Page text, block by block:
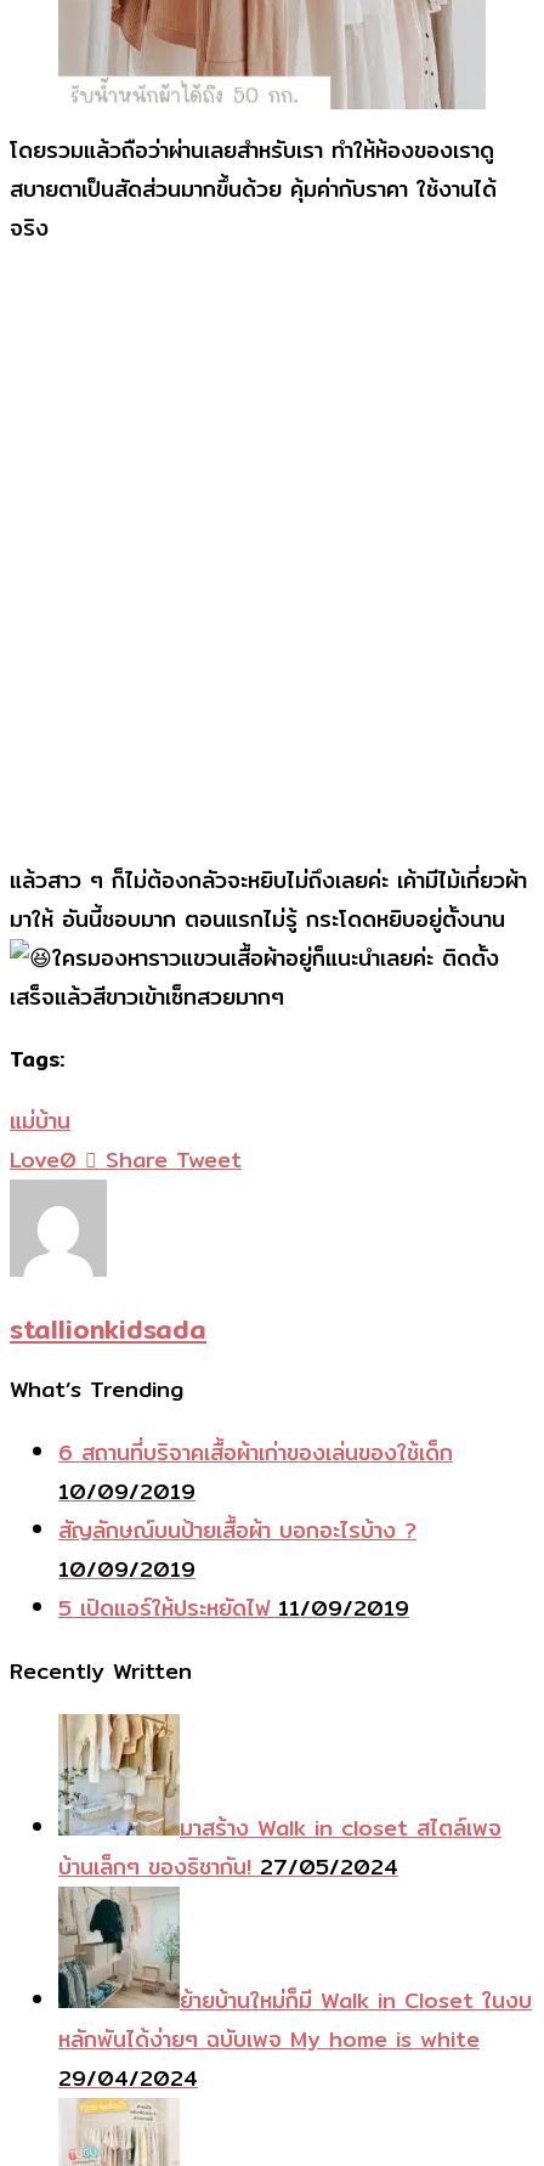
โดยรวมแล้วถือว่าผ่านเลยสำหรับเรา ทำให้ห้องของเราดู
สบายตาเป็นสัดส่วนมากขึ้นด้วย คุ้มค่ากับราคา ใช้งานได้
จริง
แล้วสาว ๆ ก็ไม่ต้องกลัวจะหยิบไม่ถึงเลยค่ะ เค้ามีไม้เกี่ยวผ้า
มาให้ อันนี้ชอบมาก ตอนแรกไม่รู้ กระโดดหยิบอยู่ตั้งนาน
ใครมองหาราวแขวนเสื้อผ้าอยู่ก็แนะนำเลยค่ะ ติดตั้ง
เสร็จแล้วสีขาวเข้าเซ็ทสวยมากๆ
Tags:
แม่บ้าน
Love0 Share Tweet
stallionkidsada
What’s Trending
6 สถานที่บริจาคเสื้อผ้าเก่าของเล่นของใช้เด็ก
10/09/2019
สัญลักษณ์บนป้ายเสื้อผ้า บอกอะไรบ้าง ?
10/09/2019
5 เปิดแอร์ให้ประหยัดไฟ 11/09/2019
Recently Written
มาสร้าง Walk in closet สไตล์เพจ
บ้านเล็กๆ ของธิชากัน! 27/05/2024
ย้ายบ้านใหม่ก็มี Walk in Closet ในงบ
หลักพันได้ง่ายๆ ฉบับเพจ My home is white
29/04/2024